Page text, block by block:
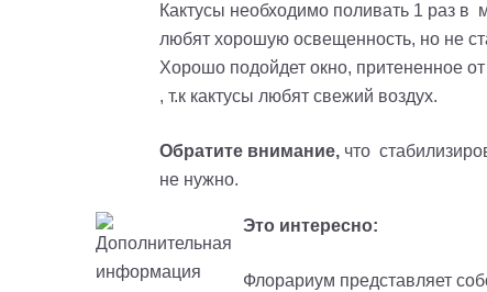
Кактусы необходимо поливать 1 раз
любят хорошую освещенность, но не
Хорошо подойдет окно, притененное
, т.к кактусы любят свежий воздух.
Обратите внимание, что
не нужно.
Это интересно:
Флорариум представляет